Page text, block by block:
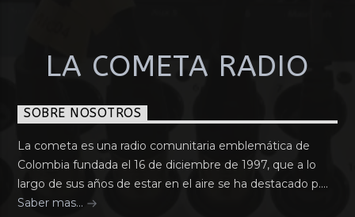
LA COMETA RADIO
SOBRE NOSOTROS
La cometa es una radio comunitaria emblemática de
Colombia fundada el 16 de diciembre de 1997, que a lo
largo de sus años de estar en el aire se ha destacado p....
Saber mas...